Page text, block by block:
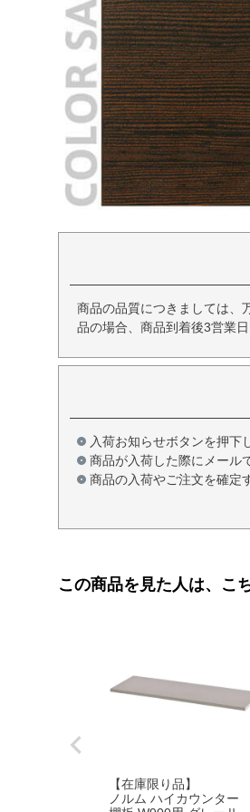
商品の品質につきましては、
品の場合、商品到着後3営業
入荷お知らせボタンを押下
商品が入荷した際にメール
商品の入荷やご注文を確定
この商品を見た人は、こ
【在庫限り品】
ノルム ハイカウンター